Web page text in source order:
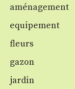
aménagement
equipement
fleurs
gazon
jardin